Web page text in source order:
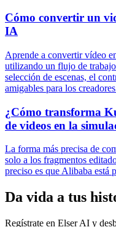
Cómo convertir un
IA
Aprende a convertir vídeo
utilizando un flujo de
selección de escenas, el
amigables para los
¿Cómo transforma
de videos en la
La forma más precisa de
solo a los fragmentos
preciso es que Alibaba está
Da vida a tus
Regístrate en Elser AI y